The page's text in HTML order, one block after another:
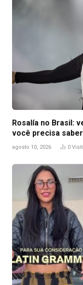
Rosalía no Brasil:
você precisa
agosto 10, 2026 0